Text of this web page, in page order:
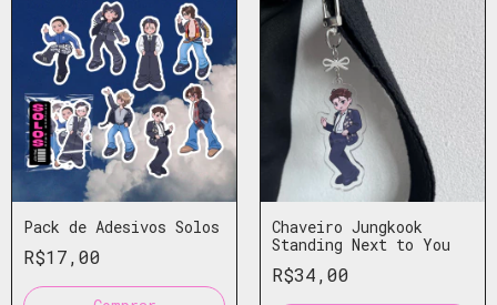
Pack de Adesivos Solos
R$17,00
Chaveiro Jungkook
Standing Next to You
R$34,00